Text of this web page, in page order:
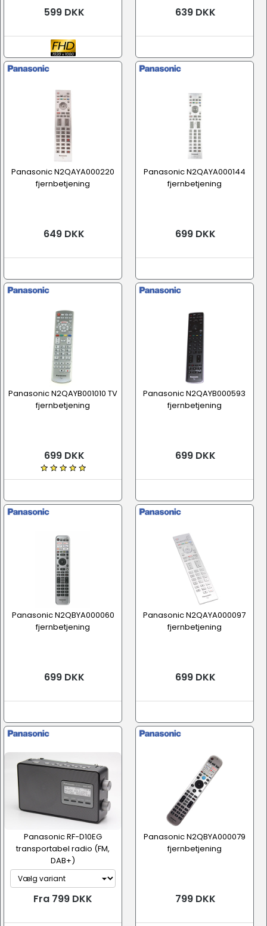
599 DKK 639 DKK
Panasonic N2QAYA000220
fjernbetjening
649 DKK
Panasonic N2QAYA000144
fjernbetjening
699 DKK
Panasonic N2QAYB001010 TV
fjernbetjening
699 DKK
Panasonic N2QAYB000593
fjernbetjening
699 DKK
Panasonic N2QBYA000060
fjernbetjening
699 DKK
Panasonic N2QAYA000097
fjernbetjening
699 DKK
Panasonic RF-D10EG
transportabel radio (FM,
DAB+)
Fra 799 DKK
Panasonic N2QBYA000079
fjernbetjening
799 DKK